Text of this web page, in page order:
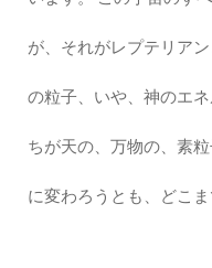
が、それがレプテリア
の粒子、いや、神のエ
ちが天の、万物の、素
に変わろうとも、どこ